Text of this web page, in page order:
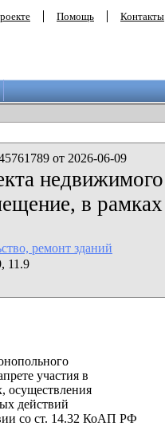
Помощь Контакты
от 2026-06-09
недвижимого
в рамках
ремонт зданий
11.9
участия в
осуществления
действий
со ст. 14.32 КоАП РФ